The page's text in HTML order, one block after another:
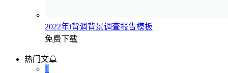
2022年i背调背景调查报告模板
免费下载
热门文章
1